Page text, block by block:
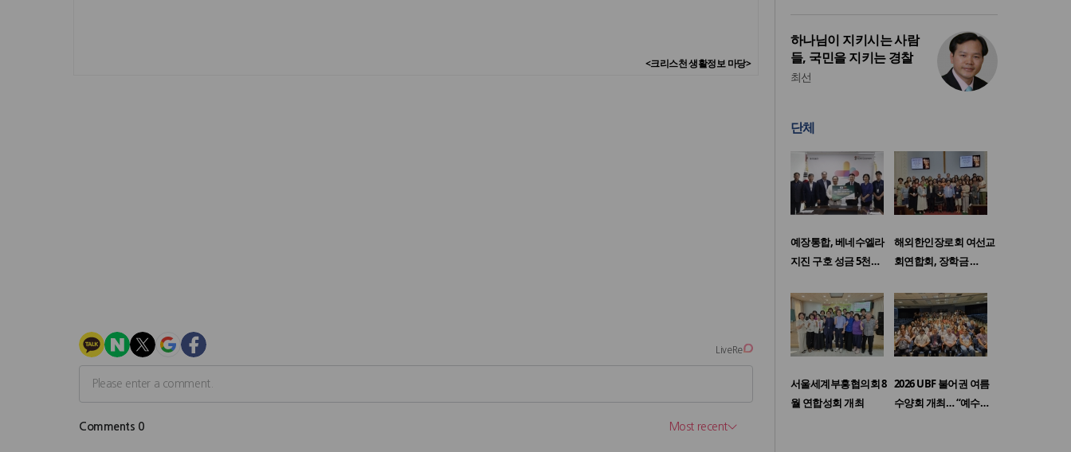
<크리스천 생활정보 마당>
하나님이 지키시는 사람
들, 국민을 지키는 경찰
최선
단체
예장통합, 베네수엘라
지진 구호 성금 5천…
해외한인장로회 여선교
회연합회, 장학금 …
서울세계부흥협의회 8
월 연합성회 개최
2026 UBF 불어권 여름
수양회 개최… “예수…